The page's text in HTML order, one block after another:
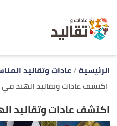
الرئيسية عادات وتقاليد
اكتشف عادات وتقاليد الهند
اكتشف عادات وتقاليد